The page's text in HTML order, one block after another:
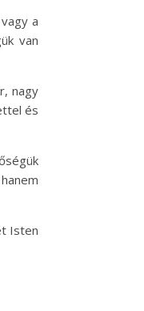
a
van
nagy
és
Isten